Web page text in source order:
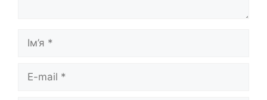
mail